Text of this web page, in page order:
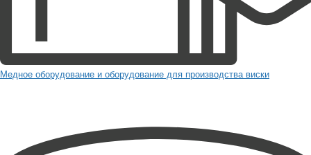
Медное оборудование и оборудование для производства виски